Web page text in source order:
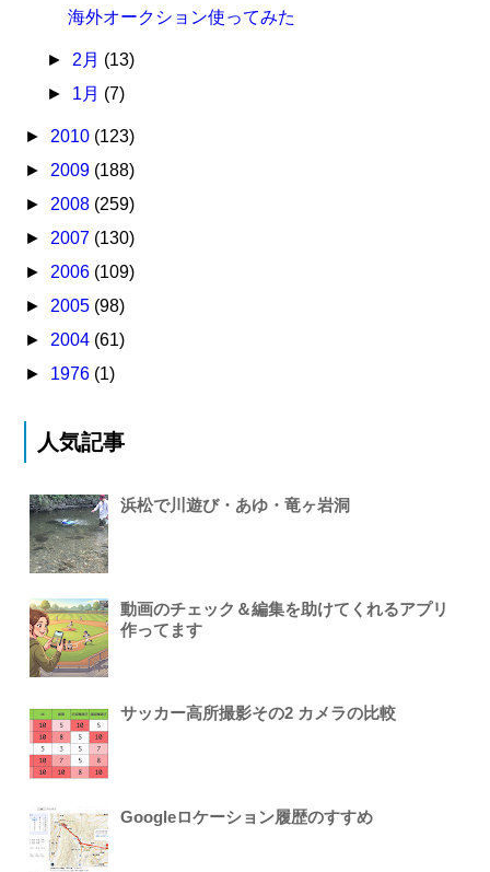
海外オークション使ってみた
► 2月 (13)
► 1月 (7)
► 2010 (123)
► 2009 (188)
► 2008 (259)
► 2007 (130)
► 2006 (109)
► 2005 (98)
► 2004 (61)
► 1976 (1)
人気記事
浜松で川遊び・あゆ・竜ヶ岩洞
動画のチェック＆編集を助けてくれるアプリ
作ってます
サッカー高所撮影その2 カメラの比較
Googleロケーション履歴のすすめ